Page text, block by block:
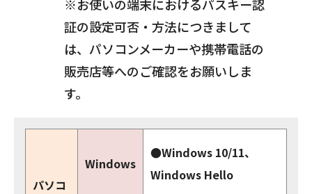
※お使いの端末におけるパスキー認
証の設定可否・方法につきまして
は、パソコンメーカーや携帯電話の
販売店等へのご確認をお願いしま
す。
パソコ
Windows
●Windows 10/11、
Windows Hello